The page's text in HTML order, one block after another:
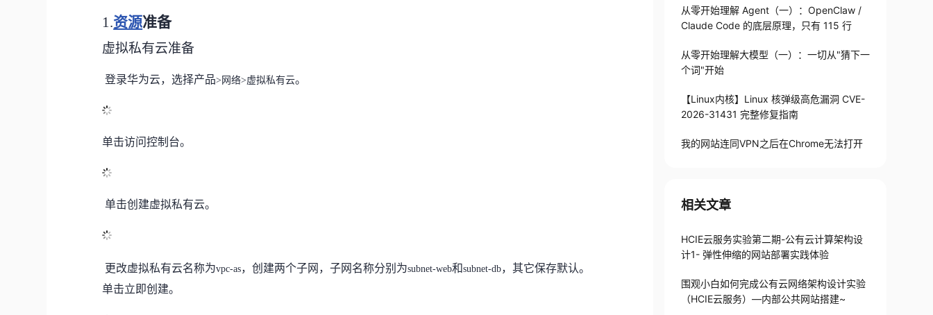
1.资源准备
虚拟私有云准备
登录华为云，选择产品>网络>虚拟私有云。
单击访问控制台。
单击创建虚拟私有云。
更改虚拟私有云名称为vpc-as，创建两个子网，子网名称分别 为subnet-web和subnet-db，其它保存默认。
单击立即创建。
从零开始理解 Agent（一）：OpenClaw /
Claude Code 的底层原理，只有 115 行
从零开始理解大模型（一）：一切从"猜下一
个词"开始
【Linux内核】Linux 核弹级高危漏洞 CVE-
2026-31431 完整修复指南
我的网站连同VPN之后在Chrome无法打开
相关文章
HCIE云服务实验第二期-公有云计算架构设
计1- 弹性伸缩的网站部署实践体验
围观小白如何完成公有云网络架构设计实验
（HCIE云服务）—内部公共网站搭建~